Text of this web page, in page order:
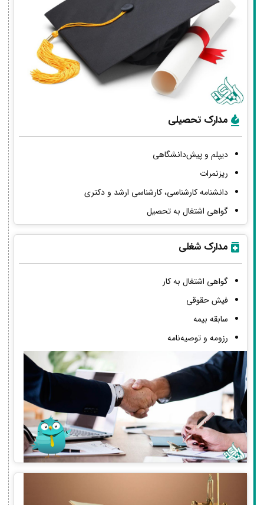
مدارک تحصیلی
دیپلم و پیش‌دانشگاهی
ریزنمرات
دانشنامه کارشناسی، کارشناسی ارشد و دکتری
گواهی اشتغال به تحصیل
مدارک شغلی
گواهی اشتغال به کار
فیش حقوقی
سابقه بیمه
رزومه و توصیه‌نامه